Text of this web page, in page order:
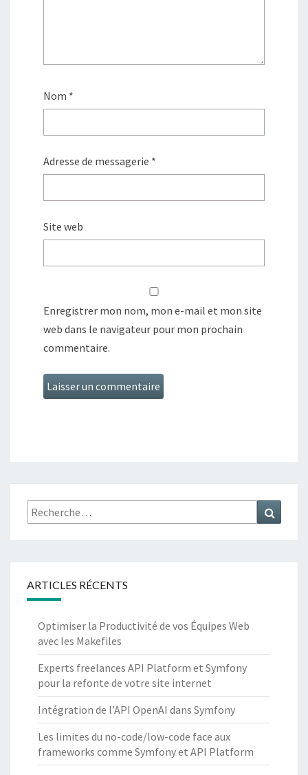
Nom *
Adresse de messagerie *
Site web
Enregistrer mon nom, mon e-mail et mon site
web dans le navigateur pour mon prochain
commentaire.
Recherche
:
ARTICLES RÉCENTS
Optimiser la Productivité de vos Équipes Web
avec les Makefiles
Experts freelances API Platform et Symfony
pour la refonte de votre site internet
Intégration de l’API OpenAI dans Symfony
Les limites du no-code/low-code face aux
frameworks comme Symfony et API Platform